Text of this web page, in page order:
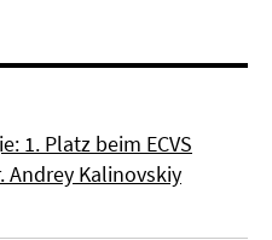
1. Platz beim ECVS
Andrey Kalinovskiy